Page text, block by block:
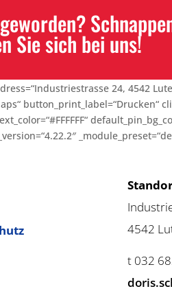
Sie sich bei uns!
24, 4542
button_print_label=“Drucken“
4542
t 032